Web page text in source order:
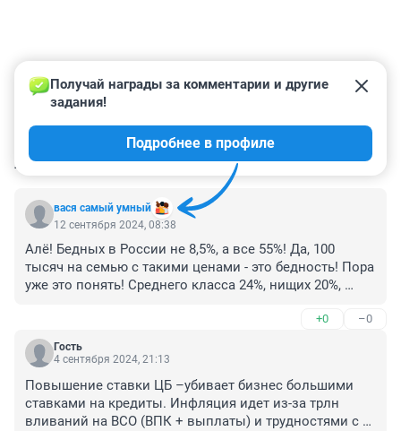
КОММЕНТАРИИ 22
вася самый умный
Получай награды за комментарии и другие
задания!
Подробнее в профиле
12 сентября 2024, 08:38
Алё! Бедных в России не 8,5%, а все 55%! Да, 100
тысяч на семью с такими ценами - это бедность! Пора
уже это понять! Среднего класса 24%, нищих 20%,
+0 –0
Гость
4 сентября 2024, 21:13
Повышение ставки ЦБ –убивает бизнес большими
ставками на кредиты. Инфляция идет из-за трлн
вливаний на ВСО (ВПК + выплаты) и трудностями с